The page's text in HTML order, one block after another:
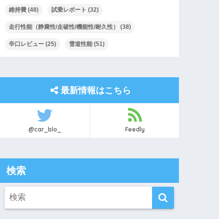
維持費 (48) 試乗レポート (32)
走行性能（静粛性/走破性/機能性/耐久性） (38)
辛口レビュー (25) 雪道性能 (51)
最新情報はこちら
@car_blo_ Feedly
検索